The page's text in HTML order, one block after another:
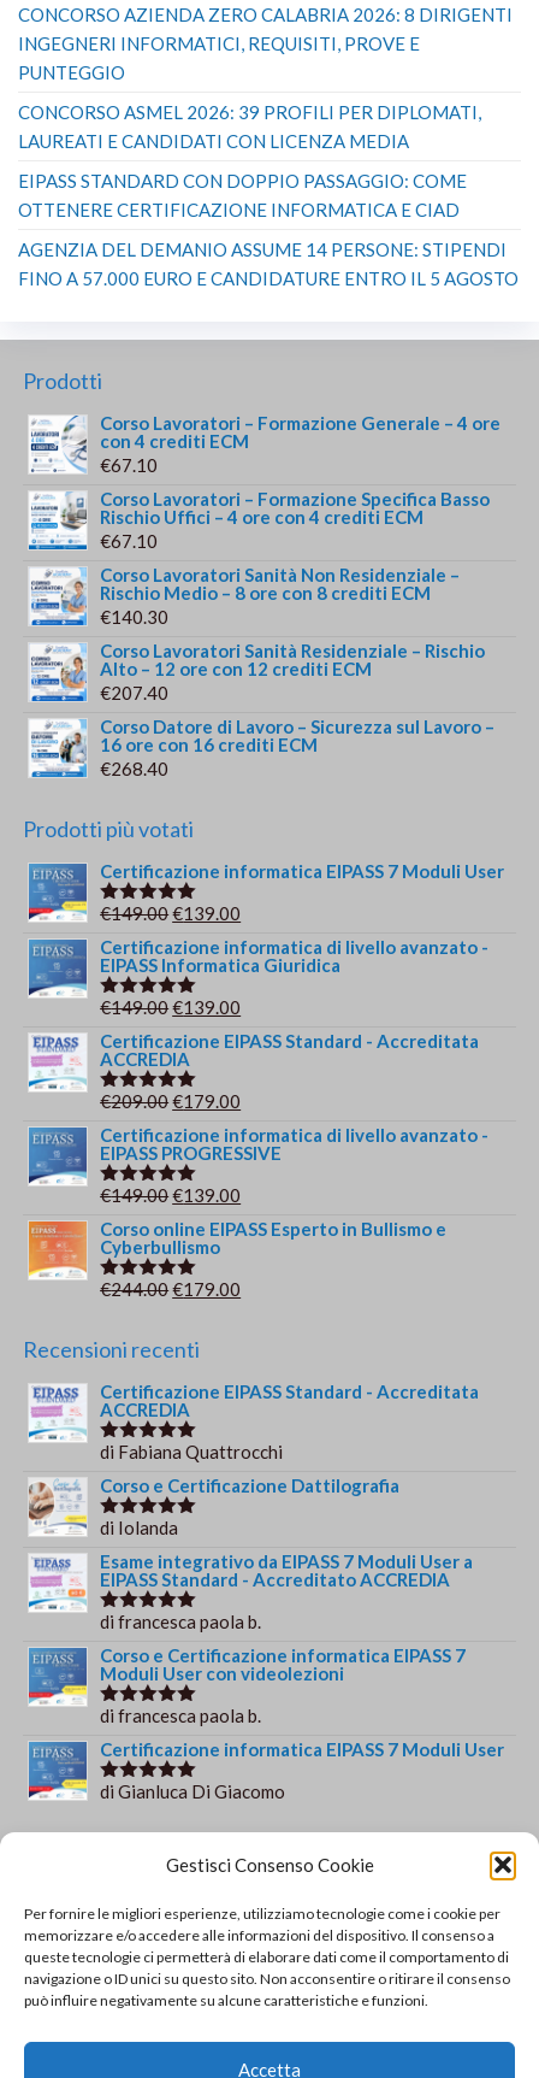
Gestisci Consenso Cookie
Per fornire le migliori esperienze, utilizziamo tecnologie come i cookie per
memorizzare e/o accedere alle informazioni del dispositivo. Il consenso a
queste tecnologie ci permetterà di elaborare dati come il comportamento di
navigazione o ID unici su questo sito. Non acconsentire o ritirare il consenso
può influire negativamente su alcune caratteristiche e funzioni.
Accetta
CONCORSO AZIENDA ZERO CALABRIA 2026: 8 DIRIGENTI
INGEGNERI INFORMATICI, REQUISITI, PROVE E
PUNTEGGIO
CONCORSO ASMEL 2026: 39 PROFILI PER DIPLOMATI,
LAUREATI E CANDIDATI CON LICENZA MEDIA
EIPASS STANDARD CON DOPPIO PASSAGGIO: COME
OTTENERE CERTIFICAZIONE INFORMATICA E CIAD
AGENZIA DEL DEMANIO ASSUME 14 PERSONE: STIPENDI
FINO A 57.000 EURO E CANDIDATURE ENTRO IL 5 AGOSTO
Prodotti
Corso Lavoratori – Formazione Generale – 4 ore
con 4 crediti ECM
€67.10
Corso Lavoratori – Formazione Specifica Basso
Rischio Uffici – 4 ore con 4 crediti ECM
€67.10
Corso Lavoratori Sanità Non Residenziale –
Rischio Medio – 8 ore con 8 crediti ECM
€140.30
Corso Lavoratori Sanità Residenziale – Rischio
Alto – 12 ore con 12 crediti ECM
€207.40
Corso Datore di Lavoro – Sicurezza sul Lavoro –
16 ore con 16 crediti ECM
€268.40
Prodotti più votati
Certificazione informatica EIPASS 7 Moduli User
Valutato
€149.00Il
prezzo
originale
era:
€139.00
prezzo
attuale
Certificazione informatica di livello avanzato -
EIPASS Informatica Giuridica
Valutato
€149.00Il
prezzo
originale
era:
€139.00
prezzo
Certificazione EIPASS Standard - Accreditata
ACCREDIA
Valutato
€209.00Il
prezzo
originale
era:
€179.00
prezzo
attuale
Certificazione informatica di livello avanzato -
EIPASS PROGRESSIVE
Valutato
€149.00Il
prezzo
originale
era:
€139.00
prezzo
Corso online EIPASS Esperto in Bullismo e
Cyberbullismo
Valutato
€244.00Il
originale
€244.00.
€179.00
€179.00.
Recensioni recenti
Certificazione EIPASS Standard - Accreditata
ACCREDIA
Valutato5
di Fabiana Quattrocchi
Corso e Certificazione Dattilografia
Valutato5
di Iolanda
Esame integrativo da EIPASS 7 Moduli User a
EIPASS Standard - Accreditato ACCREDIA
Valutato5
di francesca paola b.
Corso e Certificazione informatica EIPASS 7
Moduli User con videolezioni
Valutato5
di francesca paola b.
Certificazione informatica EIPASS 7 Moduli User
Valutato5
di Gianluca Di Giacomo
84013 Cava de' Tirreni
+39 329 952 9244
info@solsisacademy.it
Lun-Ven: 09:30-18:30, Sab: 10:00-12:00
Pausa pranzo: 13:30-15:30